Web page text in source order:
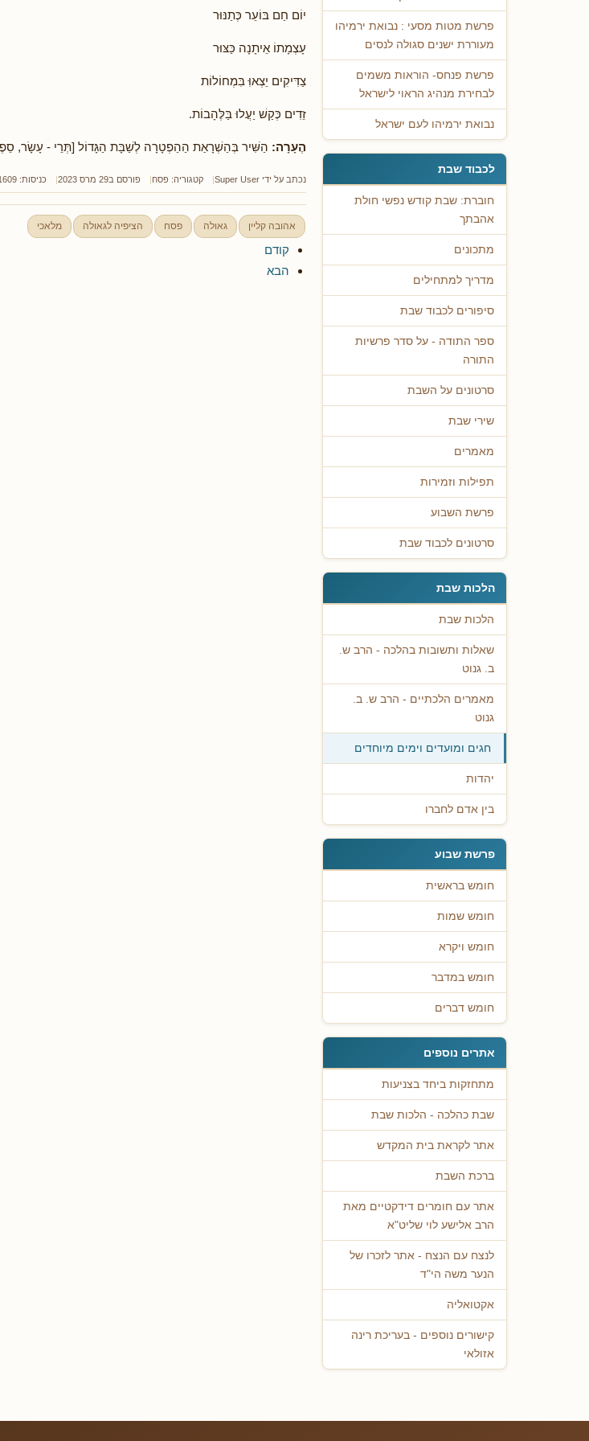
פרשת מטות מסעי : נבואת ירמיהו
מעוררת ישנים סגולה לנסים
פרשת פנחס- הוראות משמים
לבחירת מנהיג הראוי לישראל
נבואת ירמיהו לעם ישראל
לכבוד שבת
חוברת: שבת קודש נפשי חולת
אהבתך
מתכונים
מדריך למתחילים
סיפורים לכבוד שבת
ספר התודה - על סדר פרשיות
התורה
סרטונים על השבת
שירי שבת
מאמרים
תפילות וזמירות
פרשת השבוע
סרטונים לכבוד שבת
הלכות שבת
הלכות שבת
שאלות ותשובות בהלכה - הרב ש.
ב. גנוט
מאמרים הלכתיים - הרב ש. ב.
גנוט
חגים ומועדים וימים מיוחדים
יהדות
בין אדם לחברו
פרשת שבוע
חומש בראשית
חומש שמות
חומש ויקרא
חומש במדבר
חומש דברים
אתרים נוספים
מתחזקות ביחד בצניעות
שבת כהלכה - הלכות שבת
אתר לקראת בית המקדש
ברכת השבת
אתר עם חומרים דידקטיים מאת
הרב אלישע לוי שליט"א
לנצח עם הנצח - אתר לזכרו של
הנער משה הי"ד
אקטואליה
קישורים נוספים - בעריכת רינה
אזולאי
יוֹם חַם בּוֹעֵר כְּתַנּוּר
עָצְמָתוֹ אֵיתָנָה כַּצּוּר
צַדִּיקִים יֵצְאוִּּ בִּמְחוֹלוֹת
זֵדִים כְּקַשׁ יַעֲלוּ בַּלֶּהָבוֹת.
הֶעָרָה: הַשִּׁיר בְּהַשְׁרָאַת הַהַפְטָרָה לְשַׁבָּת הַגָּדוֹל [תְּרֵי - עָשָׂר,
נכתב על ידי Super User קטגוריה: פסח פורסם ב29 מרס 2023 כניסות: 1609
אהובה קליין גאולה פסח הציפיה לגאולה מלאכי
קודם
הבא